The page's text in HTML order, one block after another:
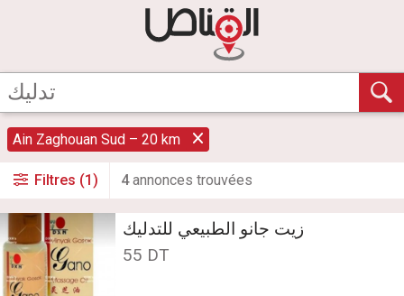
Ain Zaghouan Sud – 20 km
Filtres (1) 4annonces trouvées
زيت جانو الطبيعي للتدليك
55 DT